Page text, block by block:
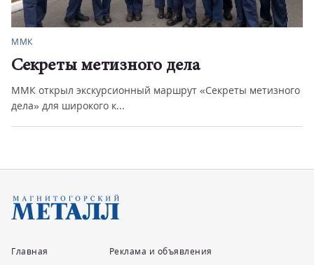
ММК
Секреты метизного дела
ММК открыл экскурсионный маршрут «Секреты метизного
дела» для широкого к...
Главная
Реклама и объявления